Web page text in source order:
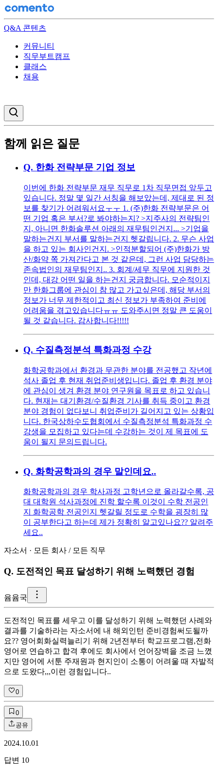
Q&A 콘텐츠
커뮤니티
직무부트캠프
클래스
채용
함께 읽은 질문
Q. 한화 전략부문 기업 정보
이번에 한화 전략부문 재무 직무로 1차 직무면접 앞두고
있습니다. 정말 몇 일간 서칭을 해보았는데, 제대로 된 정
보를 찾기가 어려워서요ㅜㅜ 1. (주)한화 전략부문은 어
떤 기업 혹은 부서?로 봐야하는지? >지주사의 전략팀인
지, 아니면 한화솔루션 아래의 재무팀인건지... >기업을
말하는건지 부서를 말하는건지 헷갈립니다. 2. 무슨 사업
을 하고 있는 회사인건지. >인적분할되어 (주)한화가 방
산/화약 쪽 가져간다고 본 것 같은데, 그런 사업 담당하는
존속법인의 재무팀인지.. 3. 회계/세무 직무에 지원한 것
인데, 대강 어떤 일을 하는건지 궁금합니다. 모순적이지
만 한화그룹에 관심이 참 많고 가고싶은데, 해당 부서의
정보가 너무 제한적이고 최신 정보가 부족하여 준비에
어려움을 겪고있습니다ㅠㅠ 도와주시면 정말 큰 도움이
될 것 같습니다. 감사합니다!!!!!
Q. 수질측정분석 특화과정 수강
화학공학과에서 환경과 무관한 분야를 전공했고 작년에
석사 졸업 후 현재 취업준비생입니다. 졸업 후 환경 분야
에 관심이 생겨 환경 분야 연구원을 목표로 하고 있습니
다. 현재는 대기환경/수질환경 기사를 취득 중이고 환경
분야 경험이 없다보니 취업준비가 길어지고 있는 상황입
니다. 한국상하수도협회에서 수질측정분석 특화과정 수
강생을 모집하고 있다는데 수강하는 것이 제 목표에 도
움이 될지 문의드립니다.
Q. 화학공학과의 경우 말인데요..
화학공학과의 경우 학사과정 고학년으로 올라갈수록, 공
대 대학원 석사과정에 진학 할수록 이것이 수학 전공인
지 화학공학 전공인지 헷갈릴 정도로 수학을 굉장히 많
이 공부한다고 하는데 제가 정확히 알고있나요?? 알려주
세요..
자소서 · 모든 회사 / 모든 직무
Q. 도전적인 목표 달성하기 위해 노력했던 경험
윰윰국
도전적인 목표를 세우고 이를 달성하기 위해 노력했던 사례와
결과를 기술하라는 자소서에 내 해외인턴 준비경험써도될까
요?? 영어회화실력늘리기 위해 2년전부터 학교프로그램,전화
영어로 연습하고 합격 후에도 회사에서 언어장벽을 조금 느꼈
지만 영어에 서툰 주재원과 현지인이 소통이 어려울 때 자발적
으로 도왔다,,,이런 경험입니다..
0
0
공유
2024.10.01
답변 10